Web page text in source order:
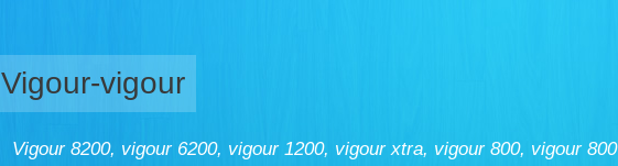
Vigour-vigour
Vigour 8200, vigour 6200, vigour 1200, vigour xtra, vigour 800, vigour 800